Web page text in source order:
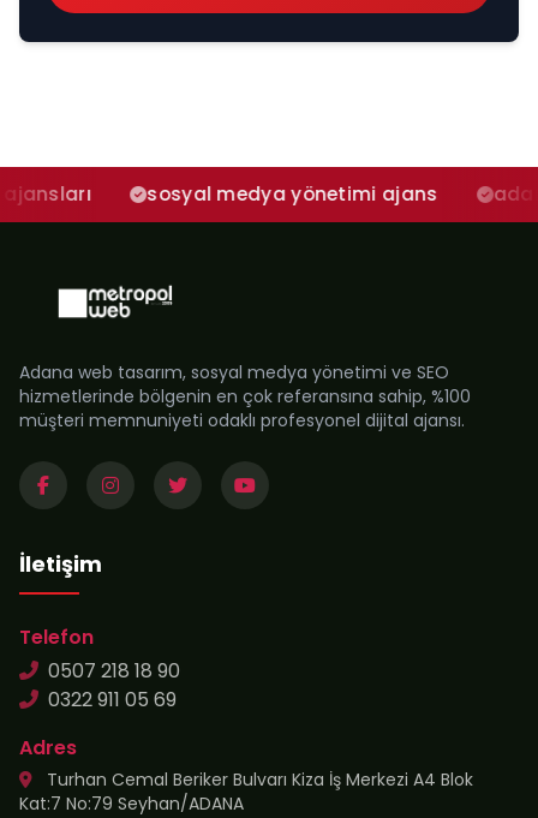
sosyal medya yönetimi ajans adana sosyal
Adana web tasarım, sosyal medya yönetimi ve SEO
hizmetlerinde bölgenin en çok referansına sahip, %100
müşteri memnuniyeti odaklı profesyonel dijital ajansı.
İletişim
Telefon
0507 218 18 90
0322 911 05 69
Adres
Turhan Cemal Beriker Bulvarı Kiza İş Merkezi A4 Blok
Kat:7 No:79 Seyhan/ADANA